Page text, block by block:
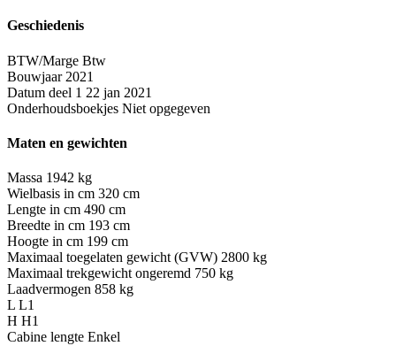
Geschiedenis
BTW/Marge Btw
Bouwjaar 2021
Datum deel 1 22 jan 2021
Onderhoudsboekjes Niet opgegeven
Maten en gewichten
Massa 1942 kg
Wielbasis in cm 320 cm
Lengte in cm 490 cm
Breedte in cm 193 cm
Hoogte in cm 199 cm
Maximaal toegelaten gewicht (GVW) 2800 kg
Maximaal trekgewicht ongeremd 750 kg
Laadvermogen 858 kg
L L1
H H1
Cabine lengte Enkel